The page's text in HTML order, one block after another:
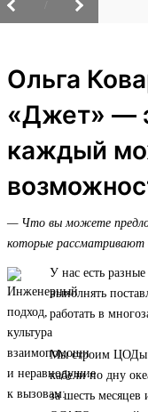
Ольга
«Джет» —
каждый
— Что вы можете
которые рассматривают
У нас есть
выполнять
работать в
Мы строим ЦОДы
кабели по дну
за шесть месяцев